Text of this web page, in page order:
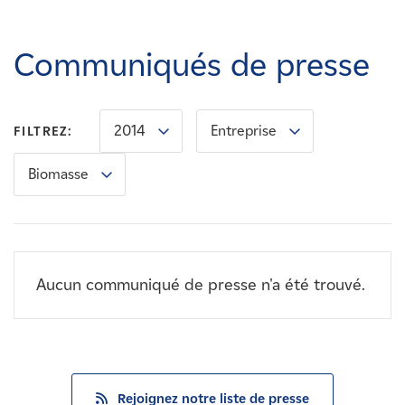
Carrières
Nouvelles
Contactez-nous
Communiqués de presse
FILTREZ: 2014 Entreprise
Biomasse
Aucun communiqué de presse n'a été trouvé.
Rejoignez notre liste de presse